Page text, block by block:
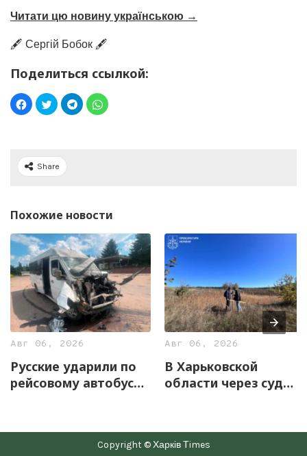
Читати цю новину українською →
🖋️ Сергій Бобок 🖋️
Поделиться ссылкой:
Share
Похожие новости
Авг 06, 2026
Русские ударили по
рейсовому автобусу
Авг 06, 2026
В Харьковской
области через суд
уникального
скифского городища
Copyright © Харків Тimes